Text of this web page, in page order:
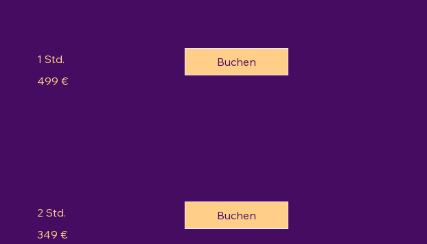
1 Std.
Euro
499 €
Buchen
2 Std.
Euro
349 €
Buchen